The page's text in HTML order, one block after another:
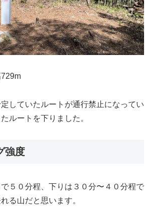
していたルートが通行禁止になってい
ルートを下りました。
強度
５０分程、下りは３０分〜４０分程で
る山だと思います。